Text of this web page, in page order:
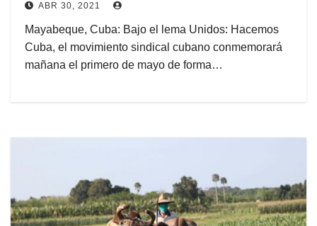
ABR 30, 2021
Mayabeque, Cuba: Bajo el lema Unidos: Hacemos
Cuba, el movimiento sindical cubano conmemorará
mañana el primero de mayo de forma…